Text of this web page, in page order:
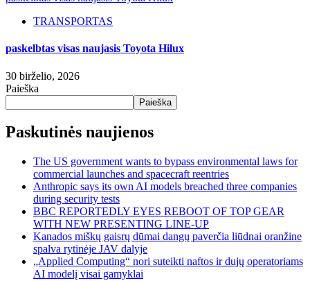
TRANSPORTAS
paskelbtas visas naujasis Toyota Hilux
30 birželio, 2026
Paieška
Paieška
Paskutinės naujienos
The US government wants to bypass environmental laws for
commercial launches and spacecraft reentries
Anthropic says its own AI models breached three companies
during security tests
BBC REPORTEDLY EYES REBOOT OF TOP GEAR
WITH NEW PRESENTING LINE-UP
Kanados miškų gaisrų dūmai dangų paverčia liūdnai oranžine
spalva rytinėje JAV dalyje
„Applied Computing“ nori suteikti naftos ir dujų operatoriams
AI modelį visai gamyklai